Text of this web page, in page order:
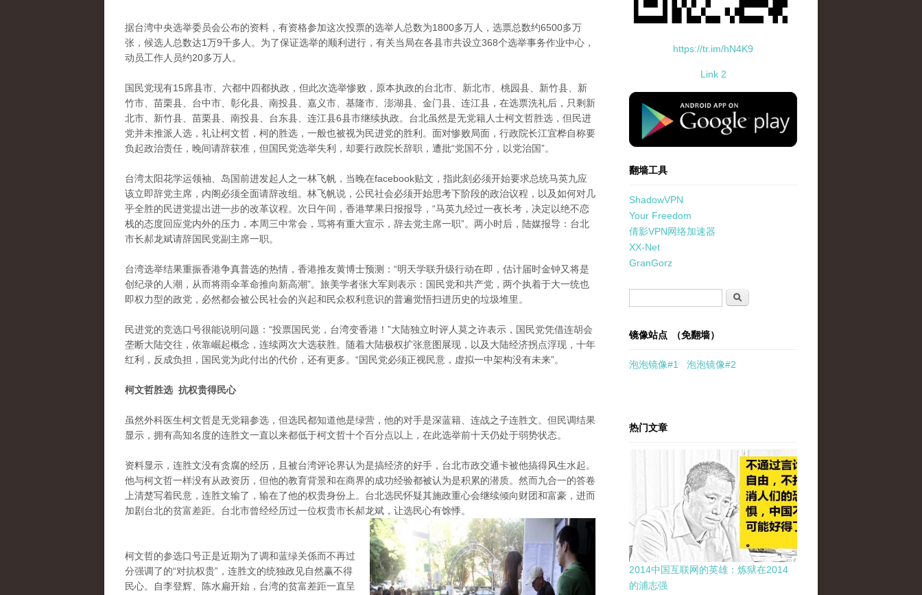
据台湾中央选举委员会公布的资料，有资格参加这次投票的选举人总数为1800多万人，选票总数约6500多万
张，候选人总数达1万9千多人。为了保证选举的顺利进行，有关当局在各县市共设立368个选举事务作业中心，
动员工作人员约20多万人。
国民党现有15席县市、六都中四都执政，但此次选举惨败，原本执政的台北市、新北市、桃园县、新竹县、新
竹市、苗栗县、台中市、彰化县、南投县、嘉义市、基隆市、澎湖县、金门县、连江县，在选票洗礼后，只剩新
北市、新竹县、苗栗县、南投县、台东县、连江县6县市继续执政。台北虽然是无党籍人士柯文哲胜选，但民进
党并未推派人选，礼让柯文哲，柯的胜选，一般也被视为民进党的胜利。面对惨败局面，行政院长江宜桦自称要
负起政治责任，晚间请辞获准，但国民党选举失利，却要行政院长辞职，遭批“党国不分，以党治国”。
台湾太阳花学运领袖、岛国前进发起人之一林飞帆，当晚在facebook贴文，指此刻必须开始要求总统马英九应
该立即辞党主席，内阁必须全面请辞改组。林飞帆说，公民社会必须开始思考下阶段的政治议程，以及如何对几
乎全胜的民进党提出进一步的改革议程。次日午间，香港苹果日报报导，“马英九经过一夜长考，决定以绝不恋
栈的态度回应党内外的压力，本周三中常会，骂将有重大宣示，辞去党主席一职”。两小时后，陆媒报导：台北
市长郝龙斌请辞国民党副主席一职。
台湾选举结果重振香港争真普选的热情，香港推友黄博士预测：“明天学联升级行动在即，估计届时金钟又将是
创纪录的人潮，从而将雨伞革命推向新高潮”。旅美学者张大军则表示：国民党和共产党，两个执着于大一统也
即权力型的政党，必然都会被公民社会的兴起和民众权利意识的普遍觉悟扫进历史的垃圾堆里。
民进党的竞选口号很能说明问题：“投票国民党，台湾变香港！”大陆独立时评人莫之许表示，国民党凭借连胡会
垄断大陆交往，依靠崛起概念，连续两次大选获胜。随着大陆极权扩张意图展现，以及大陆经济拐点浮现，十年
红利，反成负担，国民党为此付出的代价，还有更多。“国民党必须正视民意，虚拟一中架构没有未来”。
柯文哲胜选 抗权贵得民心
虽然外科医生柯文哲是无党籍参选，但选民都知道他是绿营，他的对手是深蓝籍、连战之子连胜文。但民调结果
显示，拥有高知名度的连胜文一直以来都低于柯文哲十个百分点以上，在此选举前十天仍处于弱势状态。
资料显示，连胜文没有贪腐的经历，且被台湾评论界认为是搞经济的好手，台北市政交通卡被他搞得风生水起。
他与柯文哲一样没有从政资历，但他的教育背景和在商界的成功经验都被认为是积累的潜质。然而九合一的答卷
上清楚写着民意，连胜文输了，输在了他的权贵身份上。台北选民怀疑其施政重心会继续倾向财团和富豪，进而
加剧台北的贫富差距。台北市曾经经历过一位权贵市长郝龙斌，让选民心有馀悸。
柯文哲的参选口号正是近期为了调和蓝绿关係而不再过
分强调了的“对抗权贵”，连胜文的统独政见自然赢不得
民心。自李登辉、陈水扁开始，台湾的贫富差距一直呈
https://tr.im/hN4K9
Link 2
standard-icon-googleplay-app-store.png
翻墙工具
ShadowVPN
Your Freedom
倩影VPN网络加速器
XX-Net
GranGorz
搜索
镜像站点 （免翻墙）
泡泡镜像#1 泡泡镜像#2
热门文章
2014中国互联网的英雄：炼狱在2014
的浦志强